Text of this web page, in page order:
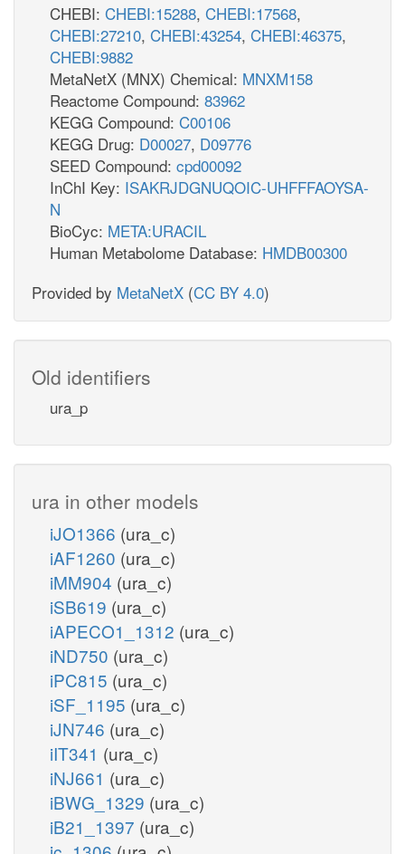
CHEBI: CHEBI:15288, CHEBI:17568,
CHEBI:27210, CHEBI:43254, CHEBI:46375,
CHEBI:9882
MetaNetX (MNX) Chemical: MNXM158
Reactome Compound: 83962
KEGG Compound: C00106
KEGG Drug: D00027, D09776
SEED Compound: cpd00092
InChI Key: ISAKRJDGNUQOIC-UHFFFAOYSA-
N
BioCyc: META:URACIL
Human Metabolome Database: HMDB00300
Provided by MetaNetX (CC BY 4.0)
Old identifiers
ura_p
ura in other models
iJO1366 (ura_c)
iAF1260 (ura_c)
iMM904 (ura_c)
iSB619 (ura_c)
iAPECO1_1312 (ura_c)
iND750 (ura_c)
iPC815 (ura_c)
iSF_1195 (ura_c)
iJN746 (ura_c)
iIT341 (ura_c)
iNJ661 (ura_c)
iBWG_1329 (ura_c)
iB21_1397 (ura_c)